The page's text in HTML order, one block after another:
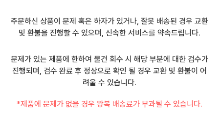
주문하신 상품이 문제 혹은 하자가 있거나, 잘못 배송된 경우 교환
및 환불을 진행할 수 있으며, 신속한 서비스를 약속드립니다.
문제가 있는 제품에 한하여 물건 회수 시 해당 부분에 대한 검수가
진행되며, 검수 완료 후 정상으로 확인 될 경우 교환 및 환불이 어
려울 수 있습니다.
*제품에 문제가 없을 경우 왕복 배송료가 부과될 수 있습니다.